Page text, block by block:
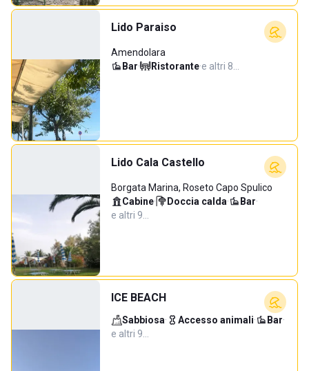
Lido Paraiso
Amendolara
Bar· Ristorante·e altri 8…
Lido Cala Castello
Borgata Marina, Roseto Capo Spulico
Cabine· Doccia calda· Bar·
e altri 9…
ICE BEACH
Sabbiosa· Accesso animali· Bar·
e altri 9…